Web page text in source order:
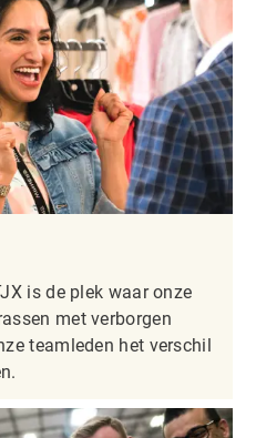
is de plek waar onze
met verborgen
teamleden het verschil